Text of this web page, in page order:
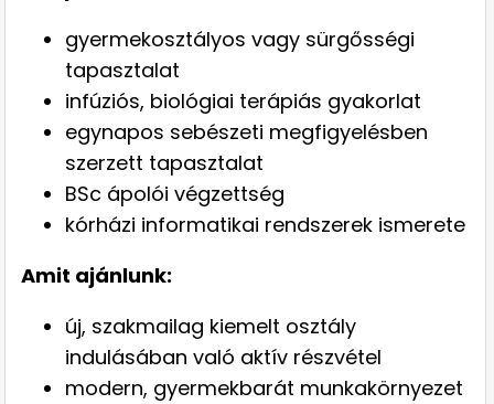
gyermekosztályos vagy sürgősségi
tapasztalat
infúziós, biológiai terápiás gyakorlat
egynapos sebészeti megfigyelésben
szerzett tapasztalat
BSc ápolói végzettség
kórházi informatikai rendszerek ismerete
Amit ajánlunk:
új, szakmailag kiemelt osztály
indulásában való aktív részvétel
modern, gyermekbarát munkakörnyezet